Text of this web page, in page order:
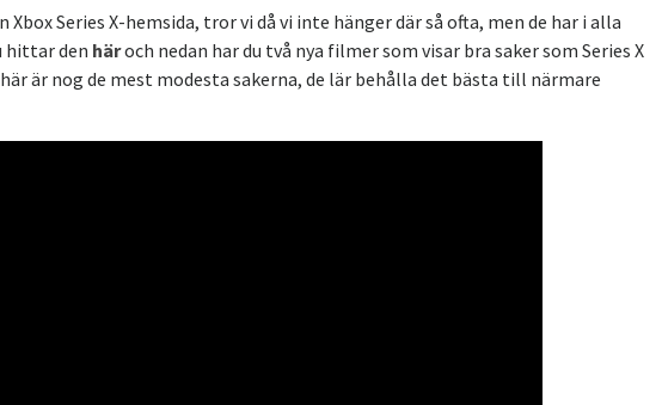
Series X-hemsida, tror vi då vi inte hänger där så ofta, men de har i alla
hittar den häroch nedan har du två nya filmer som visar bra saker som Series X
är nog de mest modesta sakerna, de lär behålla det bästa till närmare